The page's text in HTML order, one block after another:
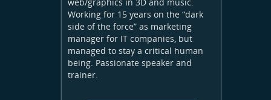
Working for 15 years on the “dark
side of the force” as marketing
manager for IT companies, but
managed to stay a critical human
being. Passionate speaker and
trainer.